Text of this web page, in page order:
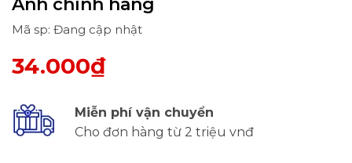
Mã sp: Đang cập nhật
34.000₫
Miễn phí vận chuyển
Cho đơn hàng từ 2 triệu vnđ